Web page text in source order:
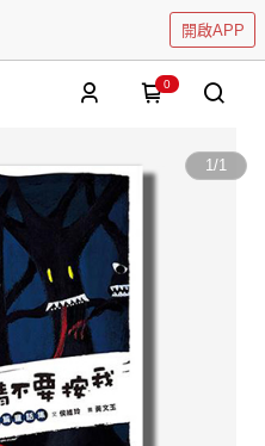
開啟APP
0
1/1